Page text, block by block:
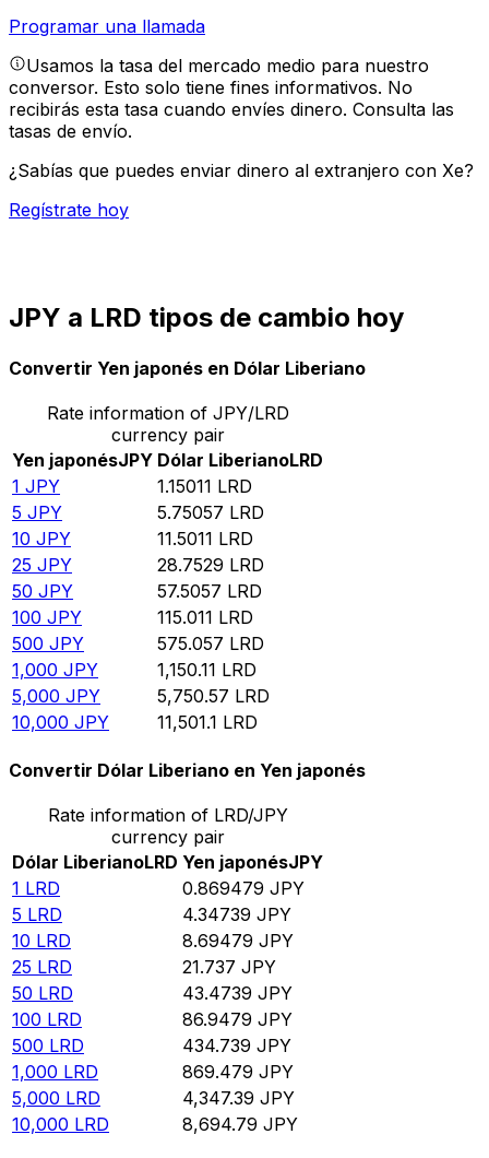
Programar una llamada
Usamos la tasa del mercado medio para nuestro
conversor. Esto solo tiene fines informativos. No
recibirás esta tasa cuando envíes dinero. Consulta las
tasas de envío.
¿Sabías que puedes enviar dinero al extranjero con Xe?
Regístrate hoy
JPY a LRD tipos de cambio hoy
Convertir Yen japonés en Dólar Liberiano
Rate information of JPY/LRD
currency pair
Yen japonésJPY Dólar LiberianoLRD
1 JPY 1.15011 LRD
5 JPY 5.75057 LRD
10 JPY 11.5011 LRD
25 JPY 28.7529 LRD
50 JPY 57.5057 LRD
100 JPY 115.011 LRD
500 JPY 575.057 LRD
1,000 JPY 1,150.11 LRD
5,000 JPY 5,750.57 LRD
10,000 JPY 11,501.1 LRD
Convertir Dólar Liberiano en Yen japonés
Rate information of LRD/JPY
currency pair
Dólar LiberianoLRD Yen japonésJPY
1 LRD 0.869479 JPY
5 LRD 4.34739 JPY
10 LRD 8.69479 JPY
25 LRD 21.737 JPY
50 LRD 43.4739 JPY
100 LRD 86.9479 JPY
500 LRD 434.739 JPY
1,000 LRD 869.479 JPY
5,000 LRD 4,347.39 JPY
10,000 LRD 8,694.79 JPY